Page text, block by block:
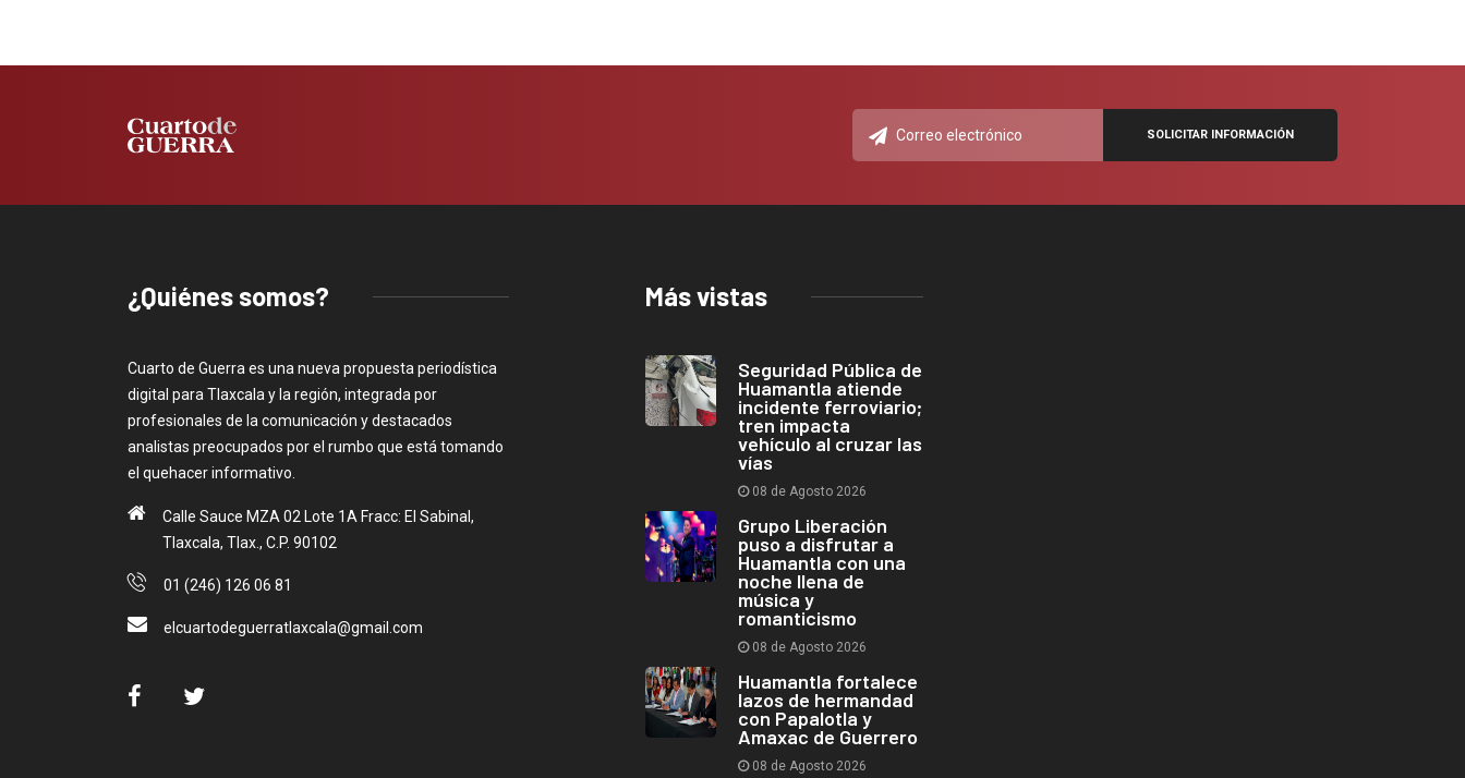
¿Quiénes somos?
Cuarto de Guerra es una nueva propuesta periodística
digital para Tlaxcala y la región, integrada por
profesionales de la comunicación y destacados
analistas preocupados por el rumbo que está tomando
el quehacer informativo.
Calle Sauce MZA 02 Lote 1A Fracc: El Sabinal,
Tlaxcala, Tlax., C.P. 90102
01 (246) 126 06 81
elcuartodeguerratlaxcala@gmail.com
Más vistas
Seguridad Pública de
Huamantla atiende
incidente ferroviario;
tren impacta
vehículo al cruzar las
vías
08 de Agosto 2026
Grupo Liberación
puso a disfrutar a
Huamantla con una
noche llena de
música y
romanticismo
08 de Agosto 2026
Huamantla fortalece
lazos de hermandad
con Papalotla y
Amaxac de Guerrero
08 de Agosto 2026